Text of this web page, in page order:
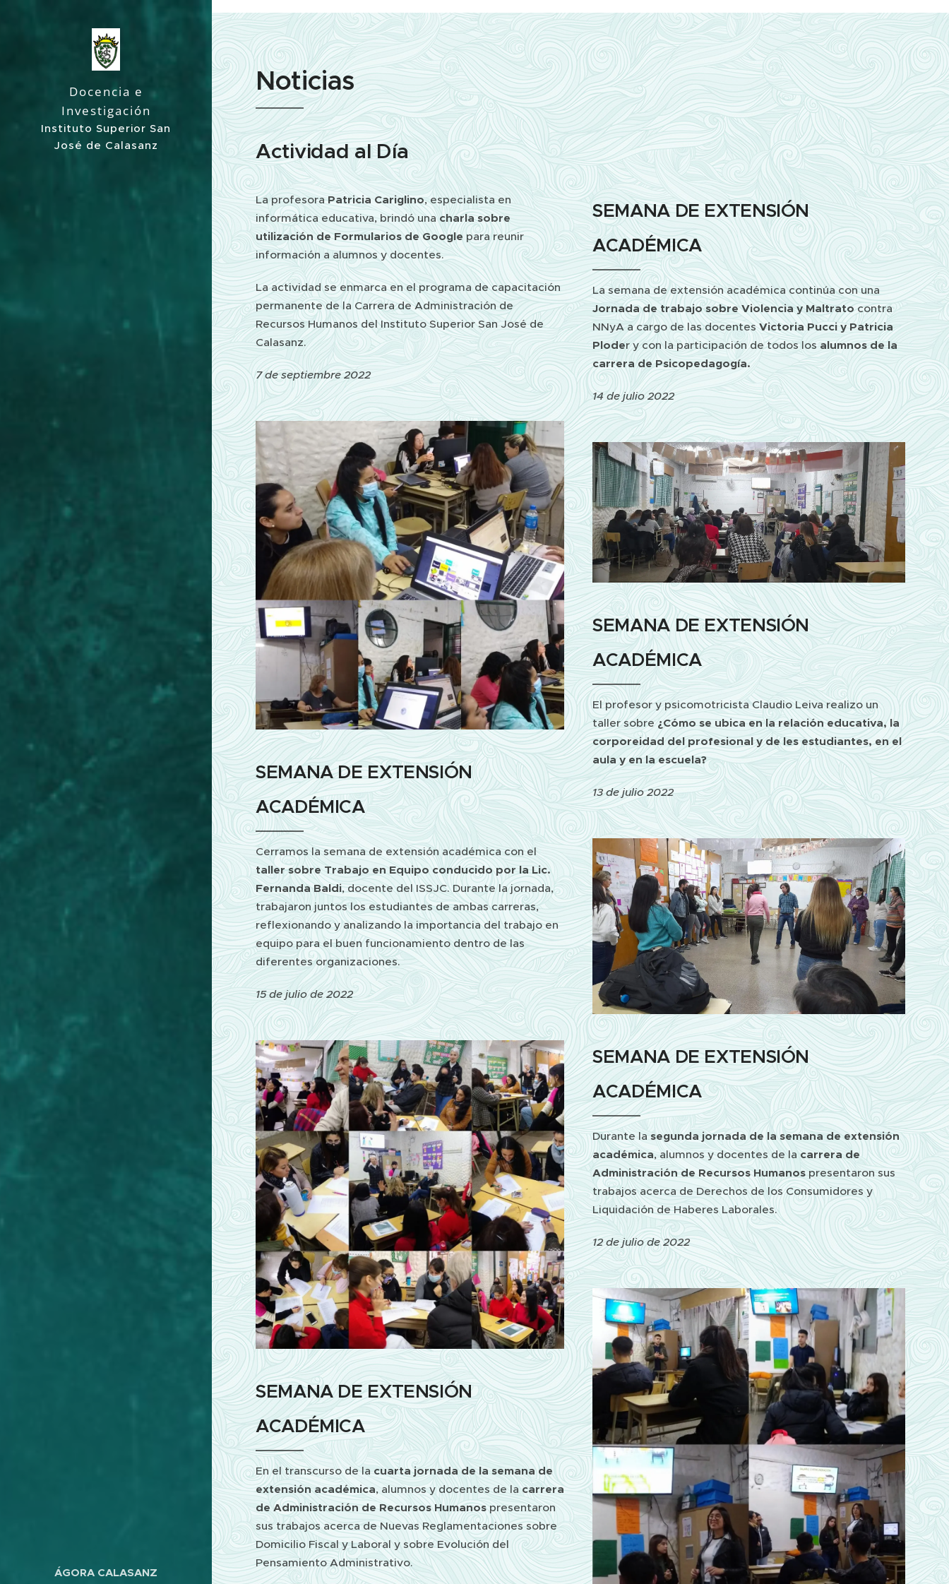
Docencia e
Investigación
Instituto Superior San
José de Calasanz
ÁGORA CALASANZ
Noticias
Actividad al Día
La profesoraPatricia Cariglino, especialista en
informática educativa, brindó unacharla sobre
utilización de Formularios de Google para reunir
información a alumnos y docentes.
La actividad se enmarca en el programa de capacitación
permanente de la Carrera de Administración de
Recursos Humanos del Instituto Superior San José de
Calasanz.
7 de septiembre 2022
SEMANA DE EXTENSIÓN
ACADÉMICA
Cerramos la semana de extensión académica con el
taller sobre Trabajo en Equipo conducido por la Lic.
Fernanda Baldi, docente del ISSJC. Durante la jornada,
trabajaron juntos los estudiantes de ambas carreras,
reflexionando y analizando la importancia del trabajo en
equipo para el buen funcionamiento dentro de las
diferentes organizaciones.
15 de julio de 2022
SEMANA DE EXTENSIÓN
ACADÉMICA
En el transcurso de la cuarta jornada de la semana de
extensión académica, alumnos y docentes de lacarrera
de Administración de Recursos Humanospresentaron
sus trabajos acerca de Nuevas Reglamentaciones sobre
Domicilio Fiscal y Laboral y sobre Evolución del
Pensamiento Administrativo.
SEMANA DE EXTENSIÓN
ACADÉMICA
La semana de extensión académica continúa con una
Jornada de trabajo sobre Violencia y Maltratocontra
NNyA a cargo de las docentesVictoria Pucci y Patricia
Ploder y con la participación de todos losalumnos de la
carrera de Psicopedagogía.
14 de julio 2022
SEMANA DE EXTENSIÓN
ACADÉMICA
El profesor y psicomotricista Claudio Leiva realizo un
taller sobre¿Cómo se ubica en la relación educativa, la
corporeidad del profesional y de les estudiantes, en el
aula y en la escuela?
13 de julio 2022
SEMANA DE EXTENSIÓN
ACADÉMICA
Durante la segunda jornada de la semana de extensión
académica, alumnos y docentes de lacarrera de
Administración de Recursos Humanos presentaron sus
trabajos acerca de Derechos de los Consumidores y
Liquidación de Haberes Laborales.
12 de julio de 2022